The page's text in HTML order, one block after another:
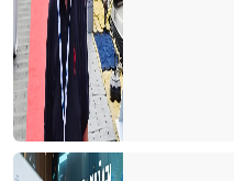
Yeni sertifika kriterlerinde
Korona virüs için otellerde
Krizden çıkmak için neler
Dünya’nın çivisi veya komplo